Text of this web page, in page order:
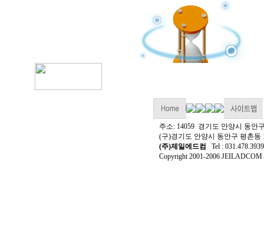
주소: 14059 경기도 안양시 동안
(구)경기도 안양시 동안구 평촌동
(주)제일에드컴
Tel :
Copyright 2001-2006 JEILADCOM